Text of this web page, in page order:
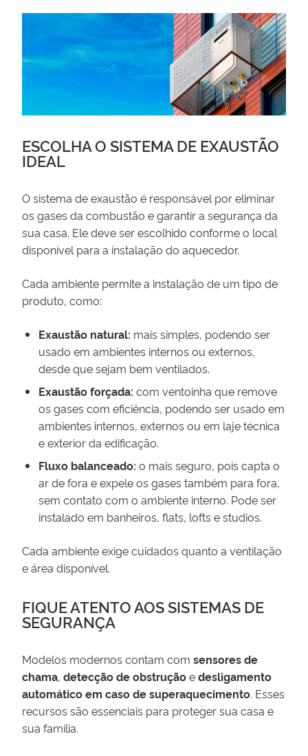
ESCOLHA O SISTEMA DE EXAUSTÃO
IDEAL
O sistema de exaustão é responsável por eliminar
os gases da combustão e garantir a segurança da
sua casa. Ele deve ser escolhido conforme o local
disponível para a instalação do aquecedor.
Cada ambiente permite a instalação de um tipo de
produto, como:
Exaustão natural: mais simples, podendo ser
usado em ambientes internos ou externos,
desde que sejam bem ventilados.
Exaustão forçada: com ventoinha que remove
os gases com eficiência, podendo ser usado em
ambientes internos, externos ou em laje técnica
e exterior da edificação.
Fluxo balanceado: o mais seguro, pois capta o
ar de fora e expele os gases também para fora,
sem contato com o ambiente interno. Pode ser
instalado em banheiros, flats, lofts e studios.
Cada ambiente exige cuidados quanto a ventilação
e área disponível.
FIQUE ATENTO AOS SISTEMAS DE
SEGURANÇA
Modelos modernos contam com sensores de
chama, detecção de obstruçãoedesligamento
automático em caso de superaquecimento. Esses
recursos são essenciais para proteger sua casa e
sua família.